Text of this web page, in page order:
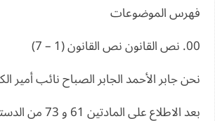
فهرس الموضوعات
00. نص القانون نص القانون (1 – 7)
نحن جابر الأحمد الجابر الصباح نائب أمير
بعد الاطلاع على المادتين 61 و 73 من الدستور ،